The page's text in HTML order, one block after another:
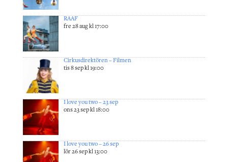
RAAF
fre 28 aug kl 17:00
Cirkusdirektören – Filmen
tis 8 sep kl 19:00
I love you two – 23 sep
ons 23 sep kl 18:00
I love you two – 26 sep
lör 26 sep kl 13:00